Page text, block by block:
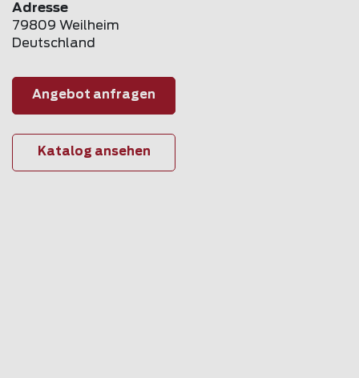
Adresse
79809 Weilheim
Deutschland
Angebot anfragen
Katalog ansehen